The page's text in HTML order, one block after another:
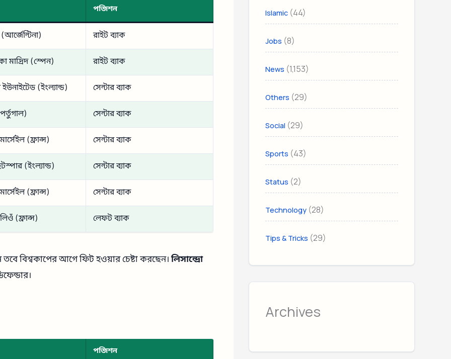
পজিশন
(আর্জেন্টিনা) রাইট ব্যাক
মাদ্রিদ (স্পেন) রাইট ব্যাক
ইউনাইটেড (ইংল্যান্ড) সেন্টার ব্যাক
সেন্টার ব্যাক
(ফ্রান্স) সেন্টার ব্যাক
(ইংল্যান্ড) সেন্টার ব্যাক
(ফ্রান্স) সেন্টার ব্যাক
(ফ্রান্স) লেফট ব্যাক
বিশ্বকাপের আগে ফিট হওয়ার চেষ্টা করছেন।লিসান্দ্রো
পজিশন
Islamic (44)
Jobs (8)
News (1,153)
Others (29)
Social (29)
Sports (43)
Status (2)
Technology (28)
Tips & Tricks (29)
Archives